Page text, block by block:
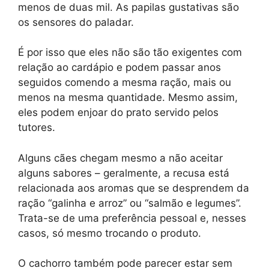
menos de duas mil. As papilas gustativas são
os sensores do paladar.
É por isso que eles não são tão exigentes com
relação ao cardápio e podem passar anos
seguidos comendo a mesma ração, mais ou
menos na mesma quantidade. Mesmo assim,
eles podem enjoar do prato servido pelos
tutores.
Alguns cães chegam mesmo a não aceitar
alguns sabores – geralmente, a recusa está
relacionada aos aromas que se desprendem da
ração “galinha e arroz” ou “salmão e legumes”.
Trata-se de uma preferência pessoal e, nesses
casos, só mesmo trocando o produto.
O cachorro também pode parecer estar sem